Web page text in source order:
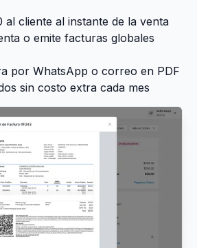
al cliente al instante de la venta
o emite facturas globales
por WhatsApp o correo en PDF
sin costo extra cada mes